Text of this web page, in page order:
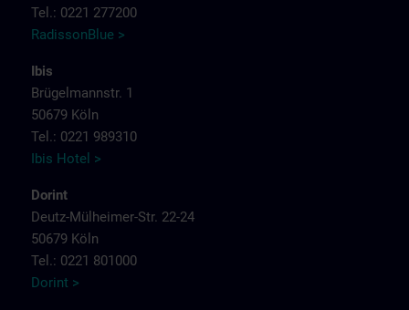
Tel.: 0221 277200
RadissonBlue >
Ibis
Brügelmannstr. 1
50679 Köln
Tel.: 0221 989310
Ibis Hotel >
Dorint
Deutz-Mülheimer-Str. 22-24
50679 Köln
Tel.: 0221 801000
Dorint >